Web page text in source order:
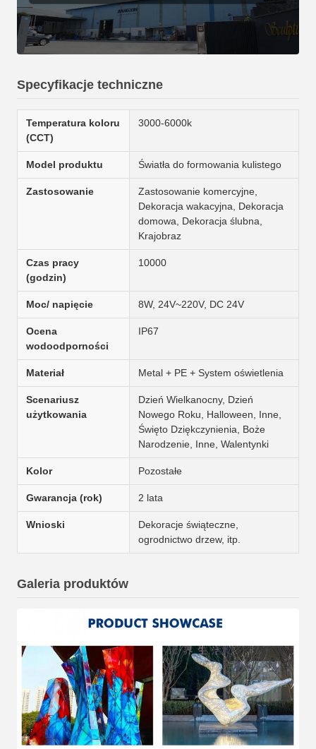
Specyfikacje techniczne
Temperatura koloru
(CCT)
3000-6000k
Model produktu Światła do formowania kulistego
Zastosowanie
Zastosowanie komercyjne,
Dekoracja wakacyjna, Dekoracja
domowa, Dekoracja ślubna,
Krajobraz
Czas pracy
(godzin)
10000
Moc/ napięcie 8W, 24V~220V, DC 24V
Ocena
wodoodporności
IP67
Materiał Metal + PE + System oświetlenia
Scenariusz
użytkowania
Dzień Wielkanocny, Dzień
Nowego Roku, Halloween, Inne,
Święto Dziękczynienia, Boże
Narodzenie, Inne, Walentynki
Kolor Pozostałe
Gwarancja (rok) 2 lata
Wnioski
Dekoracje świąteczne,
ogrodnictwo drzew, itp.
Galeria produktów